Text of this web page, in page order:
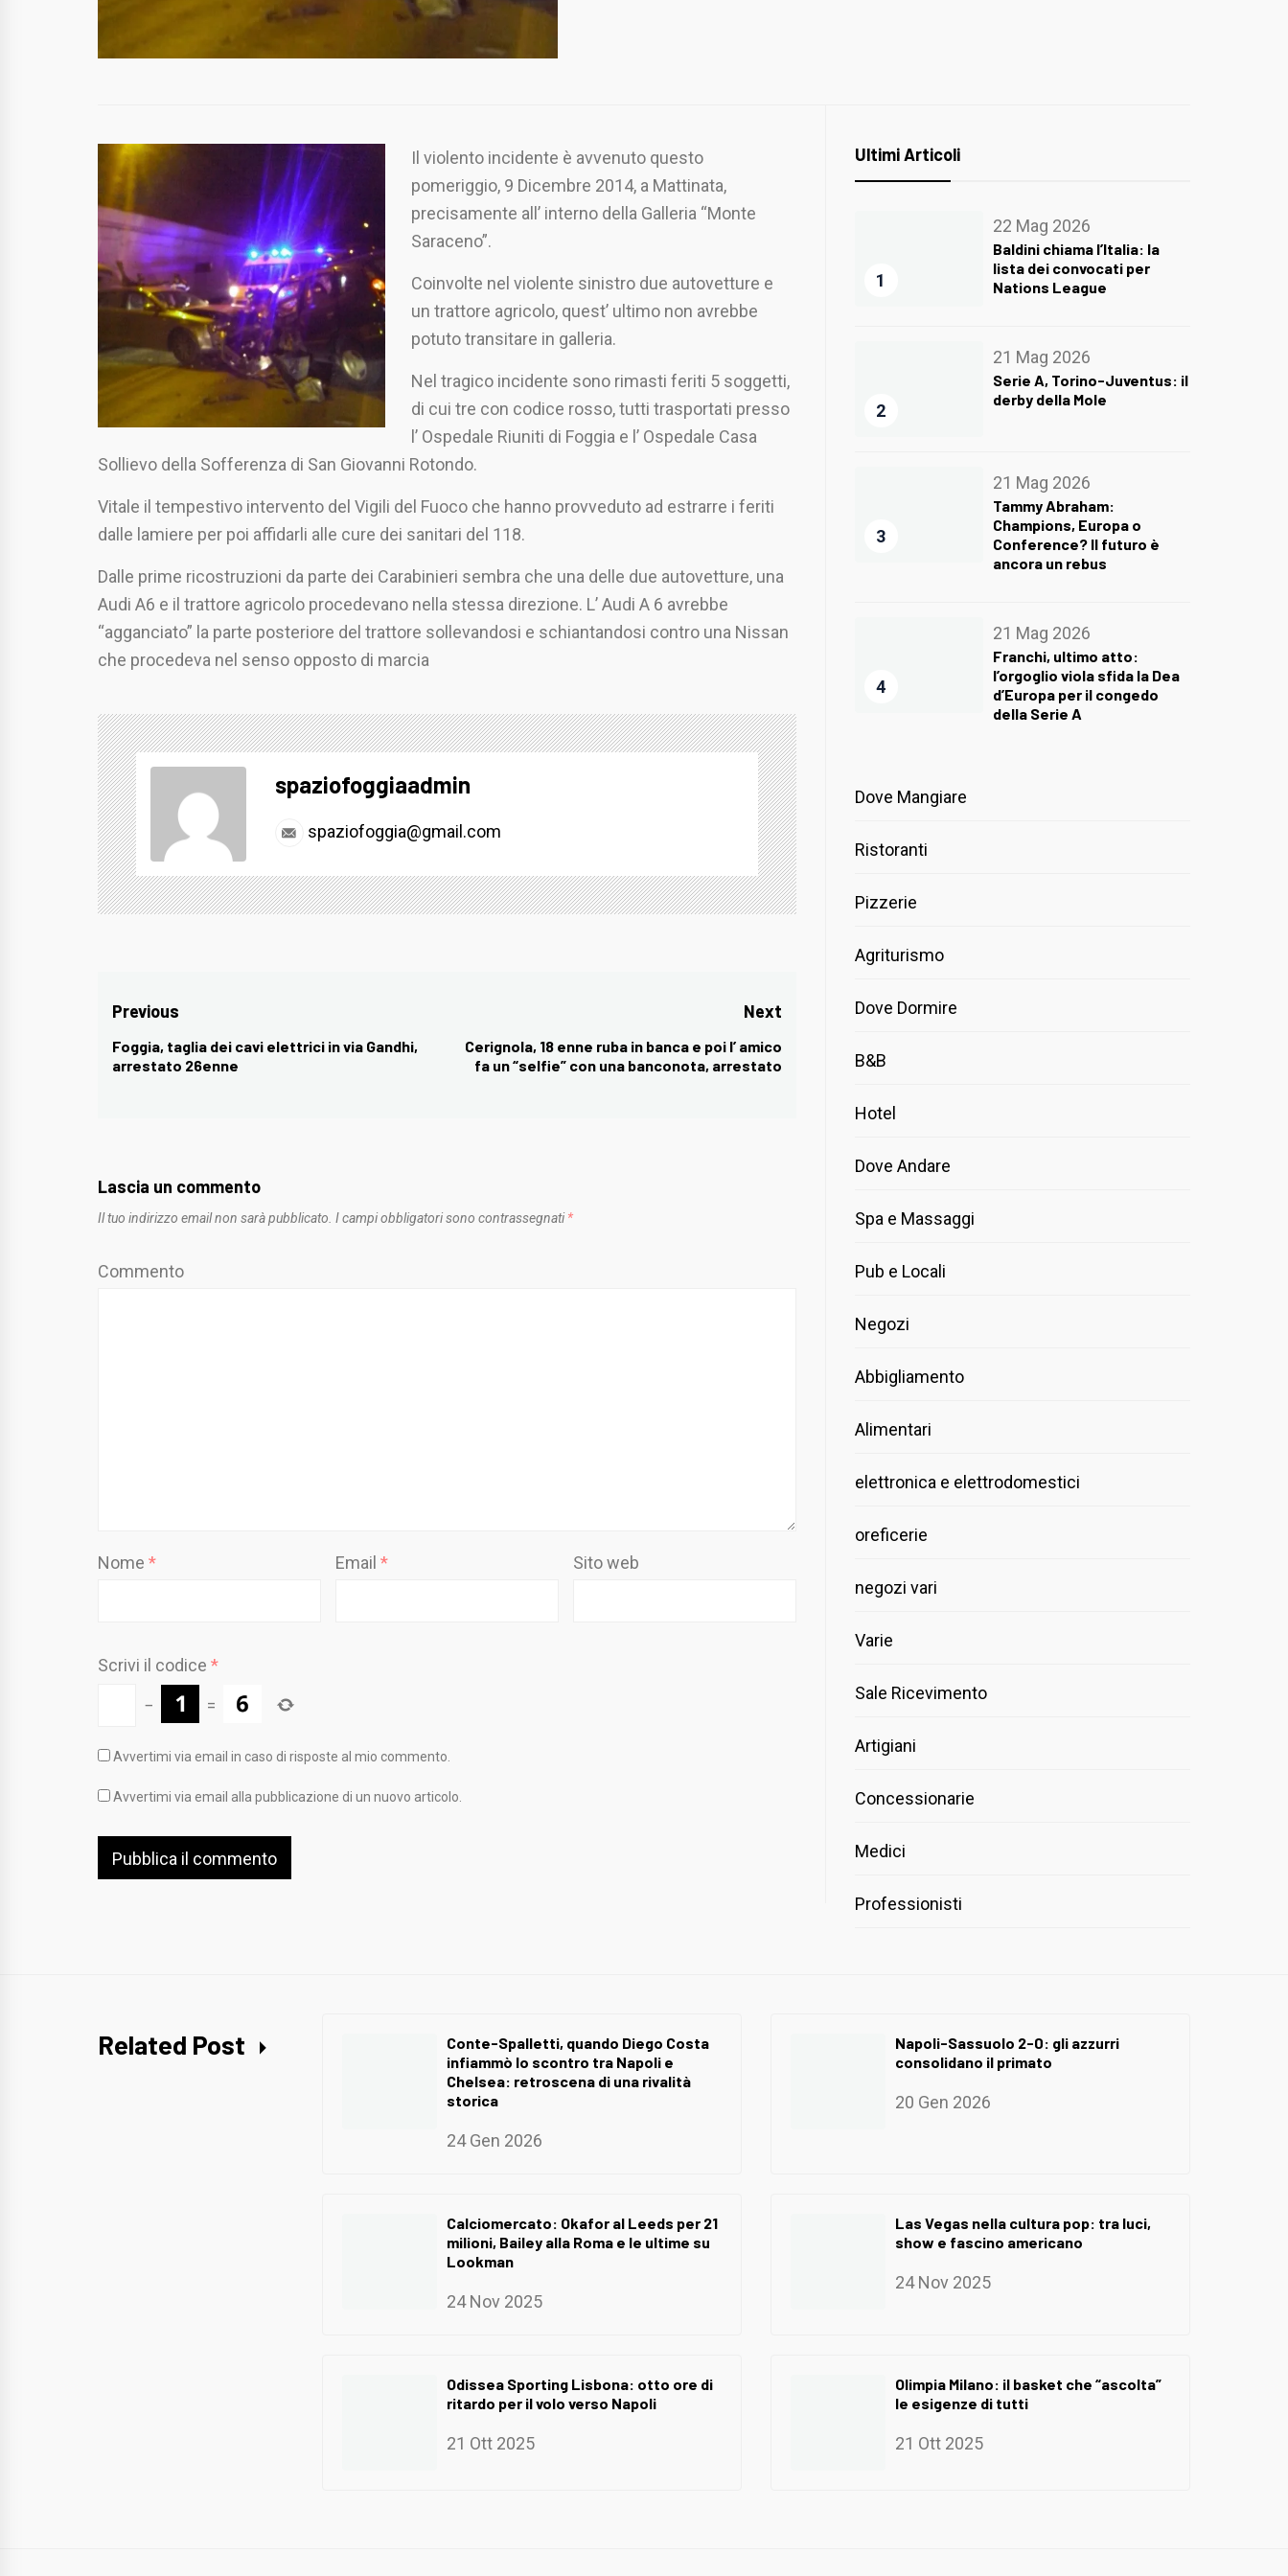
Il violento incidente è avvenuto questo
pomeriggio, 9 Dicembre 2014, a Mattinata,
precisamente all’ interno della Galleria “Monte
Saraceno”.
Coinvolte nel violente sinistro due autovetture e
un trattore agricolo, quest’ ultimo non avrebbe
potuto transitare in galleria.
Nel tragico incidente sono rimasti feriti 5 soggetti,
di cui tre con codice rosso, tutti trasportati presso
l’ Ospedale Riuniti di Foggia e l’ Ospedale Casa
Sollievo della Sofferenza di San Giovanni Rotondo.
Vitale il tempestivo intervento del Vigili del Fuoco che hanno provveduto ad estrarre i feriti
dalle lamiere per poi affidarli alle cure dei sanitari del 118.
Dalle prime ricostruzioni da parte dei Carabinieri sembra che una delle due autovetture, una
Audi A6 e il trattore agricolo procedevano nella stessa direzione. L’ Audi A 6 avrebbe
“agganciato” la parte posteriore del trattore sollevandosi e schiantandosi contro una Nissan
che procedeva nel senso opposto di marcia
spaziofoggiaadmin
spaziofoggia@gmail.com
Navigazione
articoli
Previous
Previous
post:
Foggia, taglia dei cavi elettrici in via Gandhi,
arrestato 26enne
Next
Next
Cerignola, 18 enne ruba in banca e poi l’ amico
fa un “selfie” con una banconota, arrestato
Lascia un commento
Il tuo indirizzo email non sarà pubblicato. I campi obbligatori sono contrassegnati *
Commento
Nome * Email * Sito web
Scrivi il codice *
−
=
Avvertimi via email in caso di risposte al mio commento.
Avvertimi via email alla pubblicazione di un nuovo articolo.
Ultimi Articoli
1
22 Mag 2026
Baldini chiama l’Italia: la
lista dei convocati per
Nations League
2
21 Mag 2026
Serie A, Torino-Juventus: il
derby della Mole
3
21 Mag 2026
Tammy Abraham:
Champions, Europa o
Conference? Il futuro è
ancora un rebus
4
21 Mag 2026
Franchi, ultimo atto:
l’orgoglio viola sfida la Dea
d’Europa per il congedo
della Serie A
Dove Mangiare
Ristoranti
Pizzerie
Agriturismo
Dove Dormire
B&B
Hotel
Dove Andare
Spa e Massaggi
Pub e Locali
Negozi
Abbigliamento
Alimentari
elettronica e elettrodomestici
oreficerie
negozi vari
Varie
Sale Ricevimento
Artigiani
Concessionarie
Medici
Professionisti
Related Post
Conte-Spalletti, quando Diego Costa
infiammò lo scontro tra Napoli e
Chelsea: retroscena di una rivalità
storica
24 Gen 2026
Napoli-Sassuolo 2-0: gli azzurri
consolidano il primato
20 Gen 2026
Calciomercato: Okafor al Leeds per 21
milioni, Bailey alla Roma e le ultime su
Lookman
24 Nov 2025
Las Vegas nella cultura pop: tra luci,
show e fascino americano
24 Nov 2025
Odissea Sporting Lisbona: otto ore di
ritardo per il volo verso Napoli
21 Ott 2025
Olimpia Milano: il basket che “ascolta”
le esigenze di tutti
21 Ott 2025